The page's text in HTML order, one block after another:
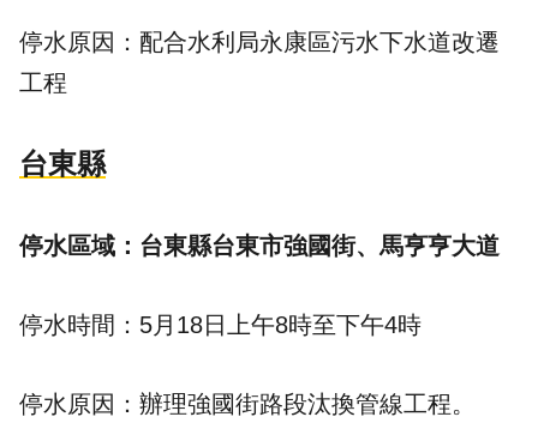
停水原因：配合水利局永康區污水下水道改遷
工程
台東縣
停水區域：台東縣台東市強國街、馬亨亨大道
停水時間：5月18日上午8時至下午4時
停水原因：辦理強國街路段汰換管線工程。